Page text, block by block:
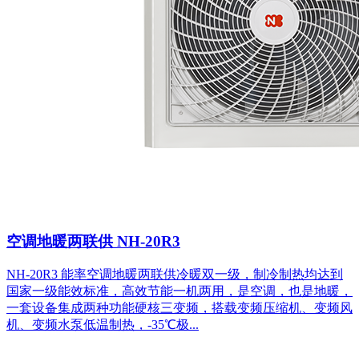
空调地暖两联供 NH-20R3
NH-20R3 能率空调地暖两联供冷暖双一级，制冷制热均达到
国家一级能效标准，高效节能一机两用，是空调，也是地暖，
一套设备集成两种功能硬核三变频，搭载变频压缩机、变频风
机、变频水泵低温制热，-35℃极...